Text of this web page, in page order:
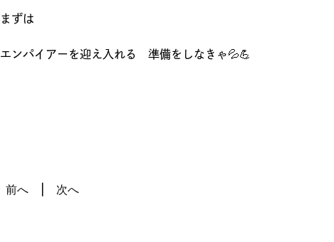
まずは
エンパイアーを迎え入れる 準備をしなきゃ💦💪
前へ 次へ